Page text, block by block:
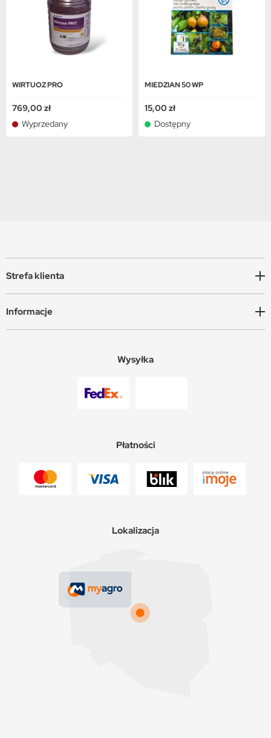
WIRTUOZ PRO
769,00 zł
Wyprzedany
MIEDZIAN 50 WP
15,00 zł
Dostępny
Strefa klienta
Informacje
Wysyłka
Płatności
Lokalizacja